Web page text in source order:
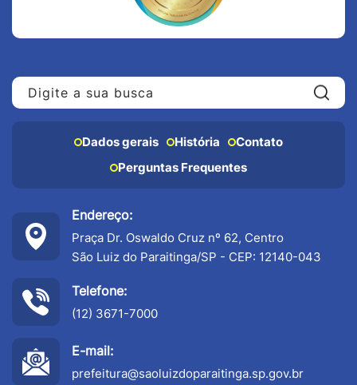
Dados gerais História
Contato
Perguntas Frequentes
Endereço:
Praça Dr. Oswaldo Cruz nº 62, Centro
São Luiz do Paraitinga/SP - CEP: 12140-043
Telefone:
(12) 3671-7000
E-mail:
prefeitura@saoluizdoparaitinga.sp.gov.br